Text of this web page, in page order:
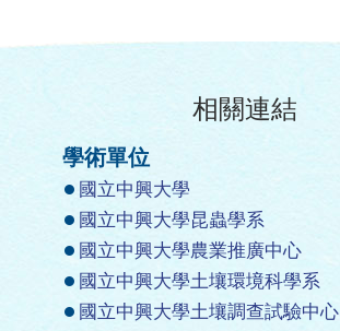
相關連結
學術單位
國立中興大學
國立中興大學昆蟲學系
國立中興大學農業推廣中心
國立中興大學土壤環境科學系
國立中興大學土壤調查試驗中心